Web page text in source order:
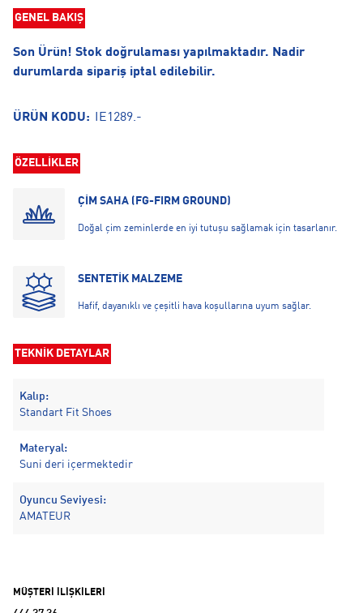
GENEL BAKIŞ
Son Ürün! Stok doğrulaması yapılmaktadır. Nadir
durumlarda sipariş iptal edilebilir.
ÜRÜN KODU: IE1289.-
ÖZELLİKLER
ÇİM SAHA (FG-FIRM GROUND)
Doğal çim zeminlerde en iyi tutuşu sağlamak için tasarlanır.
SENTETİK MALZEME
Hafif, dayanıklı ve çeşitli hava koşullarına uyum sağlar.
TEKNİK DETAYLAR
Kalıp:
Standart Fit Shoes
Materyal:
Suni deri içermektedir
Oyuncu Seviyesi:
AMATEUR
MÜŞTERİ İLİŞKİLERİ